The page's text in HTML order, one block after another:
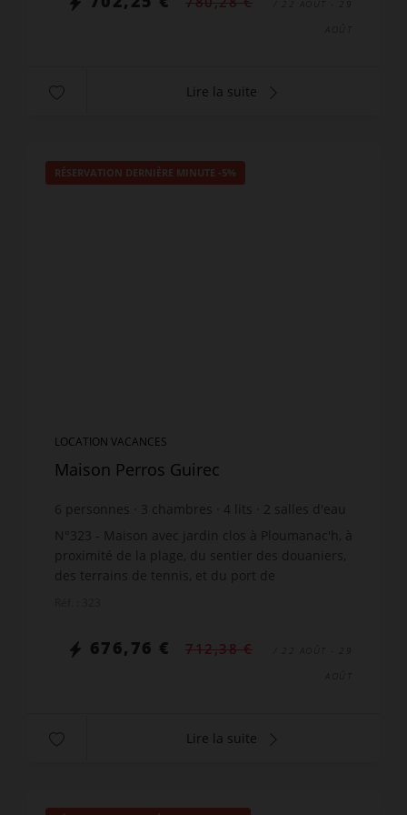
Lire la suite
RÉSERVATION DERNIÈRE MINUTE -5%
LOCATION VACANCES
Maison Perros Guirec
6 personnes 3 chambres 4 lits 2 salles d'eau
N°323 - Maison avec jardin clos à Ploumanac'h, à
proximité de la plage, du sentier des douaniers,
des terrains de tennis, et du port de
676,76 € 712,38 €
Lire la suite